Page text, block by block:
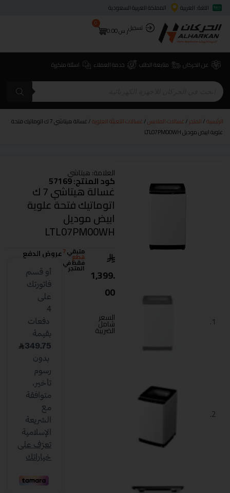
اللغة: العربية
المملكة العربية السعودية
تسجيلر.س0.00
0
عن الحركان متابعة الطلب خدمة العملاء اسئلة متكررة
الرئيسية/المتجر/غسالات الملابس/غسالات التعبئة العلوية
/ غسالة هيتاشي 7 ك اتوماتيك فتحة
علوية ابيض موديل LTL07PM00WH
العلامة:هيتاشي
كود المنتج: 57169
غسالة هيتاشي 7 ك
اتوماتيك فتحة علوية
ابيض موديل
LTL07PM00WH
1,399.
00
السعر
شامل
الضريبة
متبقي7
قطع
فقط في
المتجر
عروض الدفع